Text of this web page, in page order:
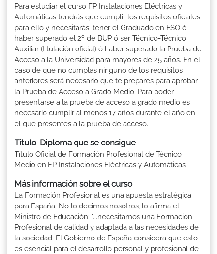
Para estudiar el curso FP Instalaciones Eléctricas y
Automáticas tendrás que cumplir los requisitos oficiales
para ello y necesitarás: tener el Graduado en ESO ó
haber superado el 2º de BUP ó ser Técnico-Técnico
Auxiliar (titulación oficial) ó haber superado la Prueba de
Acceso a la Universidad para mayores de 25 años. En el
caso de que no cumplas ninguno de los requisitos
anteriores será necesario que te prepares para aprobar
la Prueba de Acceso a Grado Medio. Para poder
presentarse a la prueba de acceso a grado medio es
necesario cumplir al menos 17 años durante el año en
el que presentes a la prueba de acceso.
Título-Diploma que se consigue
Título Oficial de Formación Profesional de Técnico
Medio en FP Instalaciones Eléctricas y Automáticas
Más información sobre el curso
La Formación Profesional es una apuesta estratégica
para España. No lo decimos nosotros, lo afirma el
Ministro de Educación: "...necesitamos una Formación
Profesional de calidad y adaptada a las necesidades de
la sociedad. El Gobierno de España considera que esto
es esencial para el desarrollo personal y profesional de